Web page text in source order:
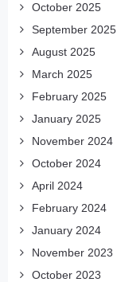
October 2025
September 2025
August 2025
March 2025
February 2025
January 2025
November 2024
October 2024
April 2024
February 2024
January 2024
November 2023
October 2023